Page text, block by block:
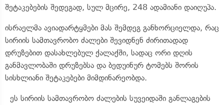
შეტაკებების შედეგად, სულ მცირე, 248 ადამიანი დაიღუპა.
ისრაელმა ავიადარტყმები მას შემდეგ განხორციელდა, რაც
სირიის სამთავრობო ძალები შევიდნენ ძირითადად
დრუზებით დასახლებულ ქალაქში, სადაც ორი დღის
განმავლობაში დრუზებსა და ბედუინურ ტომებს შორის
სისხლიანი შეტაკებები მიმდინარეობდა.
ეს სირიის სამთავრობო ძალების სუვეიდაში განლაგების